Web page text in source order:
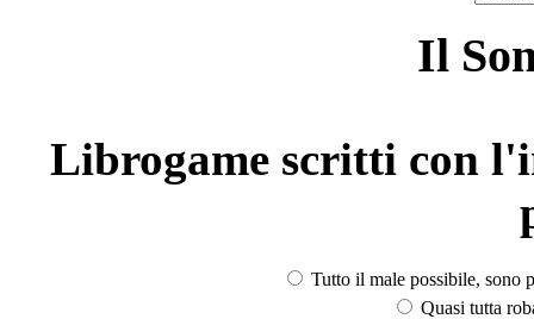
Il
Librogame scritti con
Tutto il male possibile, sono
Quasi tutta